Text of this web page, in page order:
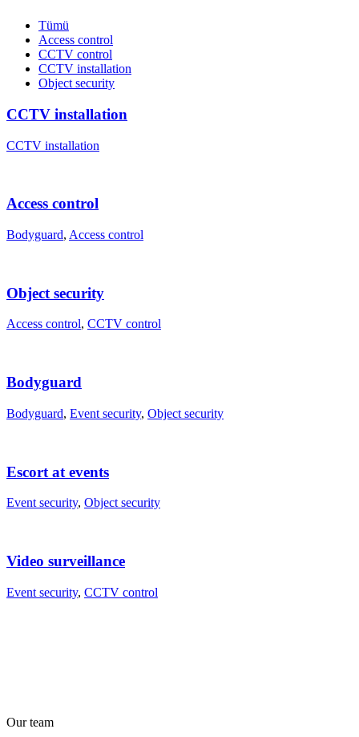
Tümü
Access control
CCTV control
CCTV installation
Object security
CCTV installation
CCTV installation
Access control
Bodyguard, Access control
Object security
Access control, CCTV control
Bodyguard
Bodyguard, Event security, Object security
Escort at events
Event security, Object security
Video surveillance
Event security, CCTV control
Our team